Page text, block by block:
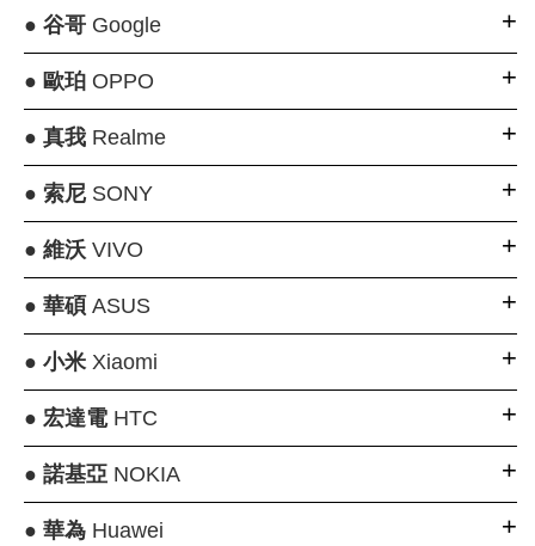
● 谷哥Google
● 歐珀OPPO
● 真我Realme
● 索尼SONY
● 維沃VIVO
● 華碩ASUS
● 小米Xiaomi
● 宏達電HTC
● 諾基亞NOKIA
● 華為Huawei